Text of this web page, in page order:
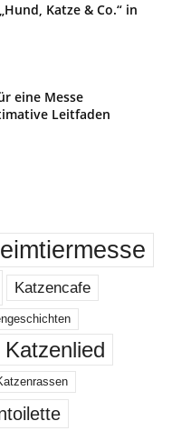
Katze & Co.“ in
eine Messe
Leitfaden
Katzencafe
Katzenlied